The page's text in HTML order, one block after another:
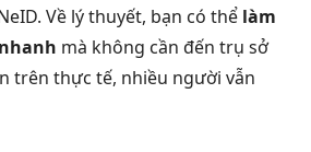
Về lý thuyết, bạn có thể làm
mà không cần đến trụ sở
trên thực tế, nhiều người vẫn